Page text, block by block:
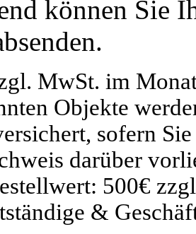
können Sie
MwSt. im
Objekte
sofern
darüber
500€
&